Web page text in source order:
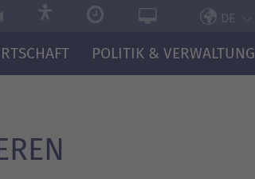
DE
POLITIK & VERWALTUNG